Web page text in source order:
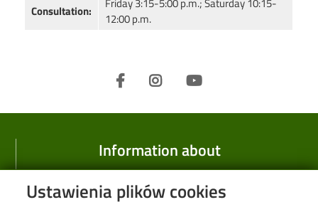
Ustawienia plików cookies
Consultation:
Friday 3:15-5:00 p.m.; Saturday 10:15-
12:00 p.m.
Information about
Faculty